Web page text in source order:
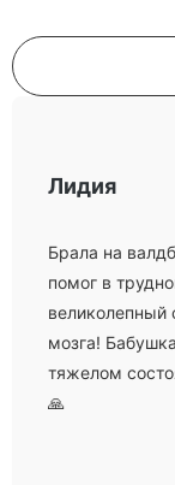
Лидия
Брала на
помог в
великолепный
мозга!
тяжелом
🙏